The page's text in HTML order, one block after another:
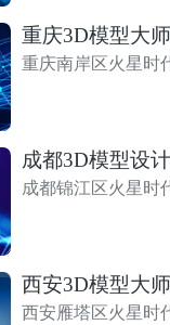
重庆3D模型大
重庆南岸区火星时
成都3D模型设
成都锦江区火星时
西安3D模型大
西安雁塔区火星时